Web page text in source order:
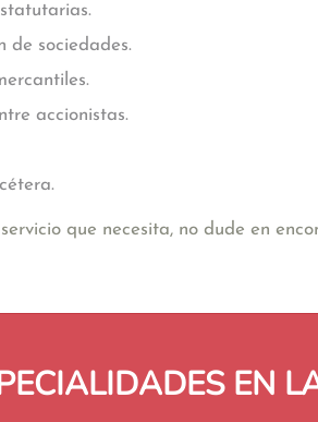
de sociedades.
accionistas.
que necesita, no dude en
EN